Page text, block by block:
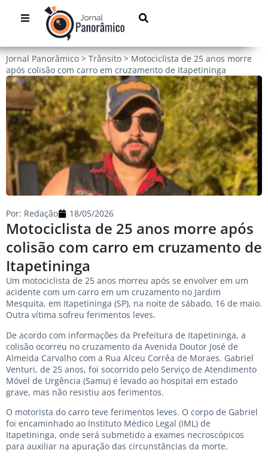
Jornal Panorâmico > Trânsito > Motociclista de 25 anos morre
após colisão com carro em cruzamento de Itapetininga
Motociclista de 25 anos morre após
colisão com carro em cruzamento de
Itapetininga
Por: Redação 18/05/2026
Um motociclista de 25 anos morreu após se envolver em um
acidente com um carro em um cruzamento no Jardim
Mesquita, em Itapetininga (SP), na noite de sábado, 16 de maio.
Outra vítima sofreu ferimentos leves.
De acordo com informações da Prefeitura de Itapetininga, a
colisão ocorreu no cruzamento da Avenida Doutor José de
Almeida Carvalho com a Rua Alceu Corrêa de Moraes. Gabriel
Venturi, de 25 anos, foi socorrido pelo Serviço de Atendimento
Móvel de Urgência (Samu) e levado ao hospital em estado
grave, mas não resistiu aos ferimentos.
O motorista do carro teve ferimentos leves. O corpo de Gabriel
foi encaminhado ao Instituto Médico Legal (IML) de
Itapetininga, onde será submetido a exames necroscópicos
para auxiliar na apuração das circunstâncias da morte.